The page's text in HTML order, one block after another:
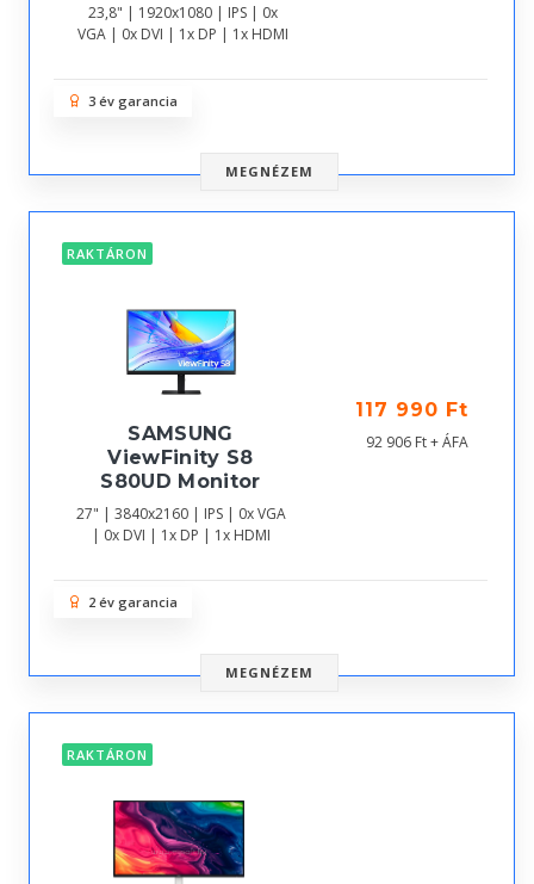
23,8" | 1920x1080 | IPS | 0x
VGA | 0x DVI | 1x DP | 1x HDMI
3 év garancia
MEGNÉZEM
RAKTÁRON
SAMSUNG
ViewFinity S8
S80UD Monitor
27" | 3840x2160 | IPS | 0x VGA
| 0x DVI | 1x DP | 1x HDMI
117 990 Ft
92 906 Ft + ÁFA
2 év garancia
MEGNÉZEM
RAKTÁRON